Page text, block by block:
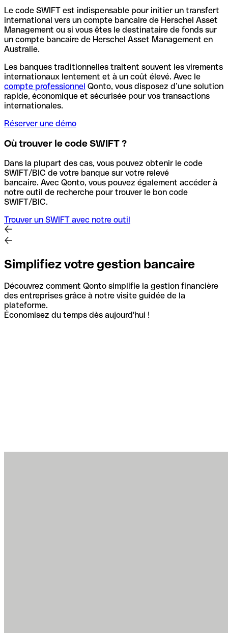
Le code SWIFT est indispensable pour initier un transfert
international vers un compte bancaire de Herschel Asset
Management ou si vous êtes le destinataire de fonds sur
un compte bancaire de Herschel Asset Management en
Australie.
Les banques traditionnelles traitent souvent les virements
internationaux lentement et à un coût élevé. Avec le
compte professionnel Qonto, vous disposez d’une solution
rapide, économique et sécurisée pour vos transactions
internationales.
Réserver une démo
Où trouver le code SWIFT ?
Dans la plupart des cas, vous pouvez obtenir le code
SWIFT/BIC de votre banque sur votre relevé
bancaire. Avec Qonto, vous pouvez également accéder à
notre outil de recherche pour trouver le bon code
SWIFT/BIC.
Trouver un SWIFT avec notre outil
Simplifiez votre gestion bancaire
Découvrez comment Qonto simplifie la gestion financière
des entreprises grâce à notre visite guidée de la
plateforme.
Économisez du temps dès aujourd'hui !